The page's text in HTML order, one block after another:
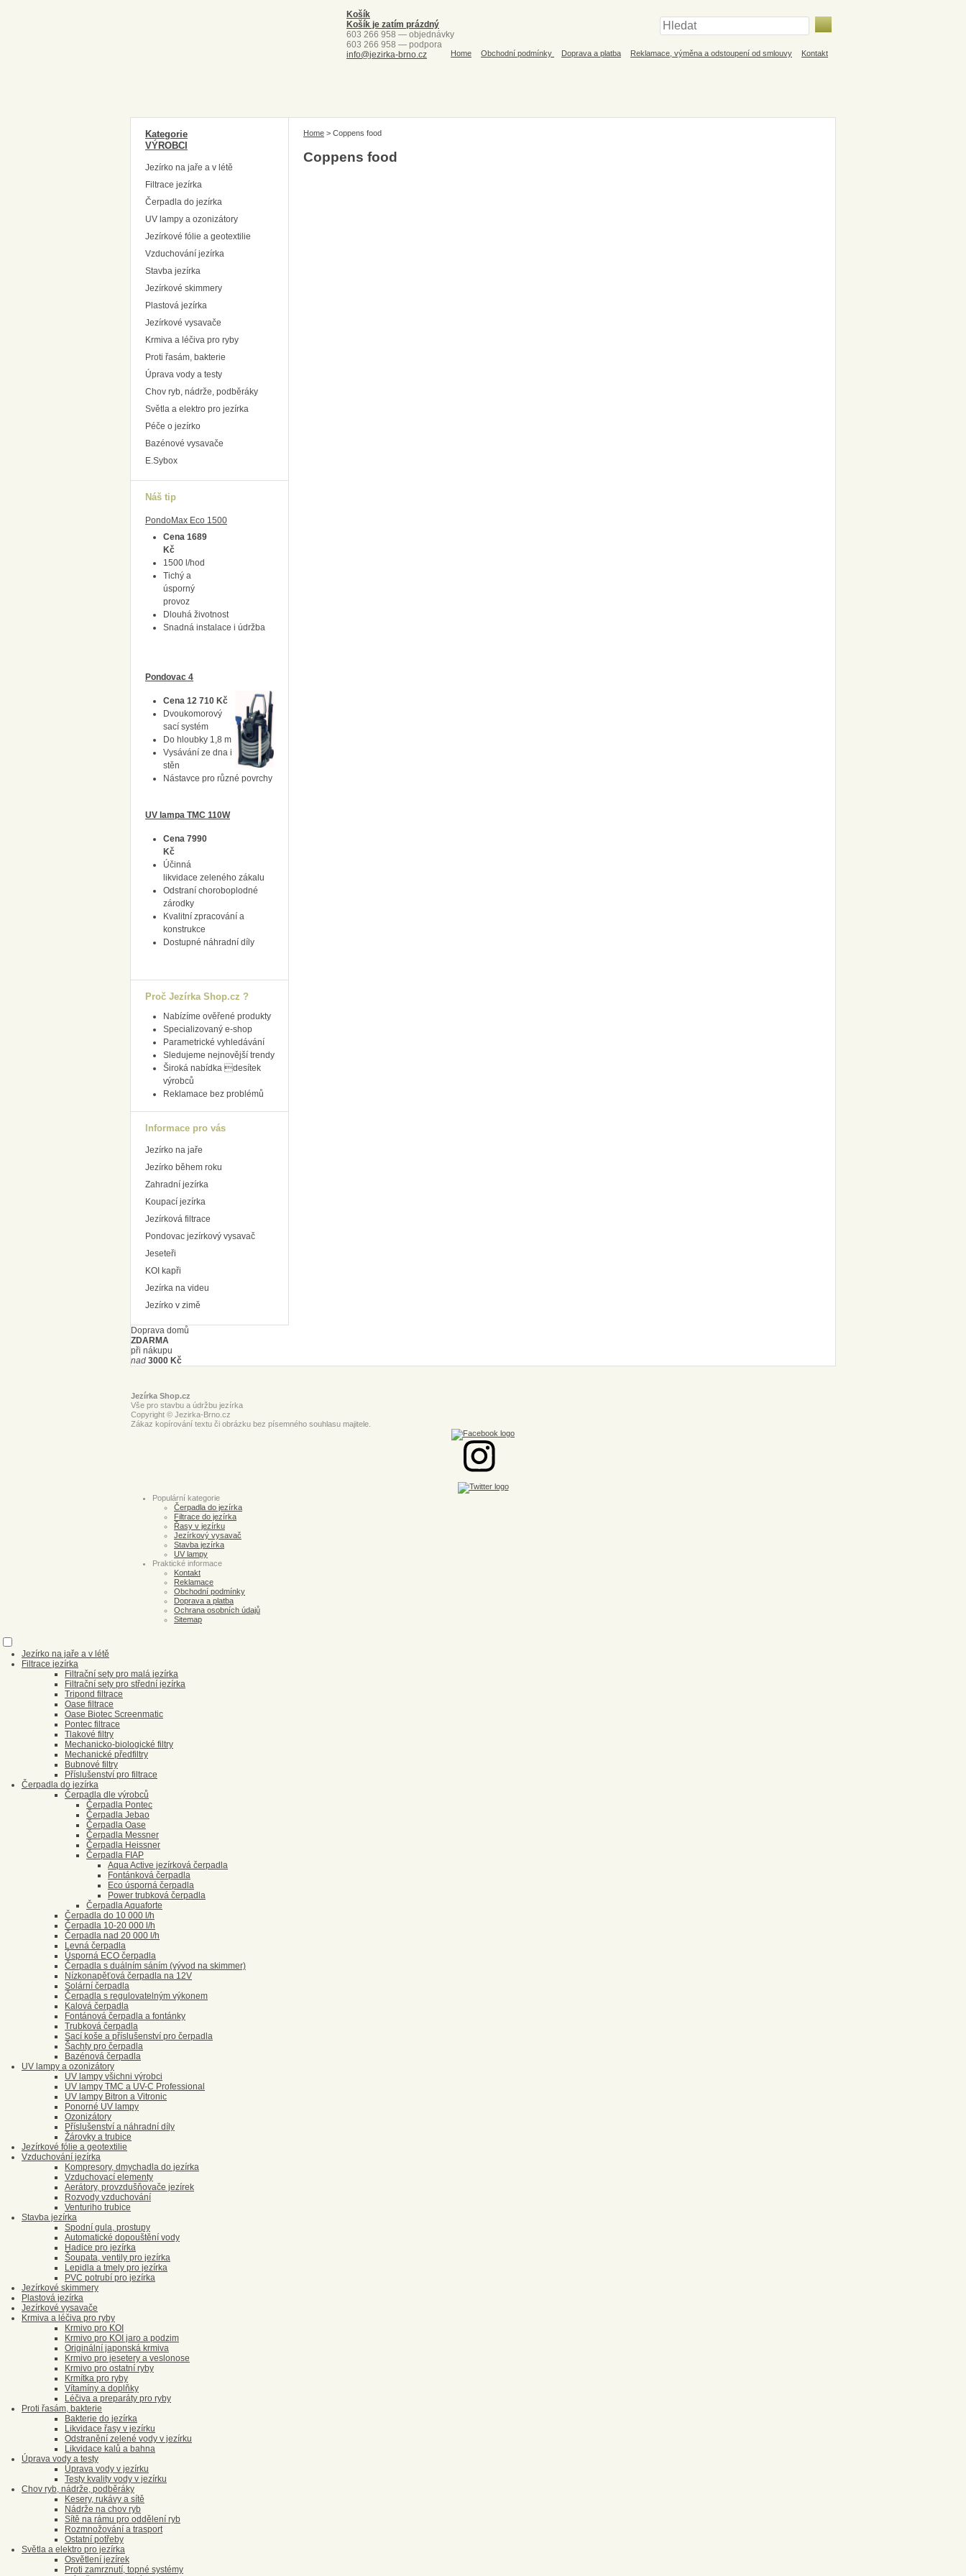
Home Obchodní podmínky Doprava a platba Reklamace, výměna a odstoupení od smlouvy Kontakt
Košík
Košík je zatím prázdný
603 266 958 — objednávky
603 266 958 — podpora
info@jezirka-brno.cz
Home > Coppens food
Coppens food
Kategorie
VÝROBCI
Jezírko na jaře a v létě
Filtrace jezírka
Čerpadla do jezírka
UV lampy a ozonizátory
Jezírkové fólie a geotextilie
Vzduchování jezírka
Stavba jezírka
Jezírkové skimmery
Plastová jezírka
Jezírkové vysavače
Krmiva a léčiva pro ryby
Proti řasám, bakterie
Úprava vody a testy
Chov ryb, nádrže, podběráky
Světla a elektro pro jezírka
Péče o jezírko
Bazénové vysavače
E.Sybox
Náš tip
PondoMax Eco 1500
Cena 1689
Kč
1500 l/hod
Tichý a
úsporný
provoz
Dlouhá životnost
Snadná instalace i údržba
Pondovac 4
Cena 12 710 Kč
Dvoukomorový
sací systém
Do hloubky 1,8 m
Vysávání ze dna i
stěn
Nástavce pro různé povrchy
UV lampa TMC 110W
Cena 7990
Kč
Účinná
likvidace zeleného zákalu
Odstraní choroboplodné
zárodky
Kvalitní zpracování a
konstrukce
Dostupné náhradní díly
Proč Jezírka Shop.cz ?
Nabízíme ověřené produkty
Specializovaný e-shop
Parametrické vyhledávání
Sledujeme nejnovější trendy
Široká nabídka desítek
výrobců
Reklamace bez problémů
Informace pro vás
Jezírko na jaře
Jezírko během roku
Zahradní jezírka
Koupací jezírka
Jezírková filtrace
Pondovac jezírkový vysavač
Jeseteři
KOI kapři
Jezírka na videu
Jezírko v zimě
Doprava domů
ZDARMA
při nákupu
nad 3000 Kč
Jezírka Shop.cz
Vše pro stavbu a údržbu jezírka
Copyright © Jezirka-Brno.cz
Zákaz kopírování textu či obrázku bez písemného souhlasu majitele.
Populární kategorie
Čerpadla do jezírka
Filtrace do jezírka
Řasy v jezírku
Jezírkový vysavač
Stavba jezírka
UV lampy
Praktické informace
Kontakt
Reklamace
Obchodní podmínky
Doprava a platba
Ochrana osobních údajů
Sitemap
Jezírko na jaře a v létě
Filtrace jezírka
Filtrační sety pro malá jezírka
Filtrační sety pro střední jezírka
Tripond filtrace
Oase filtrace
Oase Biotec Screenmatic
Pontec filtrace
Tlakové filtry
Mechanicko-biologické filtry
Mechanické předfiltry
Bubnové filtry
Příslušenství pro filtrace
Čerpadla do jezírka
Čerpadla dle výrobců
Čerpadla Pontec
Čerpadla Jebao
Čerpadla Oase
Čerpadla Messner
Čerpadla Heissner
Čerpadla FIAP
Aqua Active jezírková čerpadla
Fontánková čerpadla
Eco úsporná čerpadla
Power trubková čerpadla
Čerpadla Aquaforte
Čerpadla do 10 000 l/h
Čerpadla 10-20 000 l/h
Čerpadla nad 20 000 l/h
Levná čerpadla
Úsporná ECO čerpadla
Čerpadla s duálním sáním (vývod na skimmer)
Nízkonapěťová čerpadla na 12V
Solární čerpadla
Čerpadla s regulovatelným výkonem
Kalová čerpadla
Fontánová čerpadla a fontánky
Trubková čerpadla
Sací koše a příslušenství pro čerpadla
Šachty pro čerpadla
Bazénová čerpadla
UV lampy a ozonizátory
UV lampy všichni výrobci
UV lampy TMC a UV-C Professional
UV lampy Bitron a Vitronic
Ponorné UV lampy
Ozonizátory
Příslušenství a náhradní díly
Žárovky a trubice
Jezírkové fólie a geotextilie
Vzduchování jezírka
Kompresory, dmychadla do jezírka
Vzduchovací elementy
Aerátory, provzdušňovače jezírek
Rozvody vzduchování
Venturiho trubice
Stavba jezírka
Spodní gula, prostupy
Automatické dopouštění vody
Hadice pro jezírka
Šoupata, ventily pro jezírka
Lepidla a tmely pro jezírka
PVC potrubí pro jezírka
Jezírkové skimmery
Plastová jezírka
Jezírkové vysavače
Krmiva a léčiva pro ryby
Krmivo pro KOI
Krmivo pro KOI jaro a podzim
Originální japonská krmiva
Krmivo pro jesetery a veslonose
Krmivo pro ostatní ryby
Krmítka pro ryby
Vítamíny a doplňky
Léčiva a preparáty pro ryby
Proti řasám, bakterie
Bakterie do jezírka
Likvidace řasy v jezírku
Odstranění zelené vody v jezírku
Likvidace kalů a bahna
Úprava vody a testy
Úprava vody v jezírku
Testy kvality vody v jezírku
Chov ryb, nádrže, podběráky
Kesery, rukávy a sítě
Nádrže na chov ryb
Sítě na rámu pro oddělení ryb
Rozmnožování a trasport
Ostatní potřeby
Světla a elektro pro jezírka
Osvětlení jezírek
Proti zamrznutí, topné systémy